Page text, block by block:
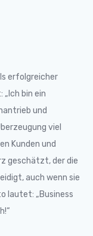
erfolgreicher
bin ein
und
viel
Kunden und
geschätzt, der die
auch wenn sie
lautet: „Business